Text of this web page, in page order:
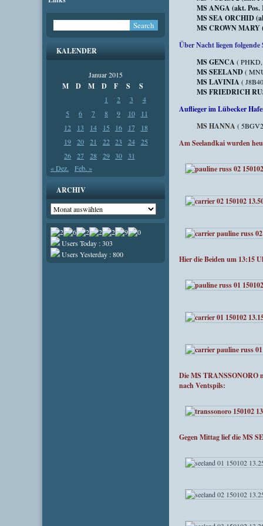
KALENDER
Januar 2015
M D M D F S S
1 2 3
4
5
6 7 8 9 10
11
12
13 14 15 16 17
18
19
20 21 22 23 24
25
26
27 28 29 30
31
« Dez.
Feb. »
ARCHIV
Archiv
Users Today : 303
Users Yesterday : 800
MS ANGA (akt. Pos.
MS SEA ORCHID
MS CROWN MARY
Über Nacht liegen
MS GENCA ( PHKD,
MS SEELAND(
MS LAVINIA (
MS FRIEDRICH
Auflieger im Lübecker
MS HANNA (
Am Seelandkai wurden
Hier die Beiden um 13:15
Die MS TRANSSONORO
nach Ventspils:
Gegen Mittag lief die MS